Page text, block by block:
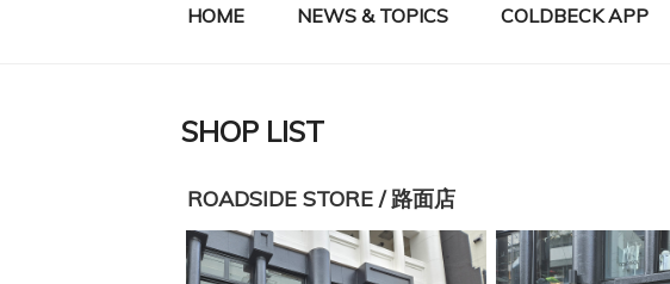
HOME NEWS & TOPICS COLDBECK APP
SHOP LIST
ROADSIDE STORE / 路面店